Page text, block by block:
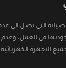
التى تصل الى
جودتها فى العمل،
الاجهزة